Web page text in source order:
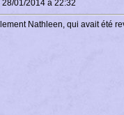
28/01/2014 à 22:32
Nathleen, qui avait été